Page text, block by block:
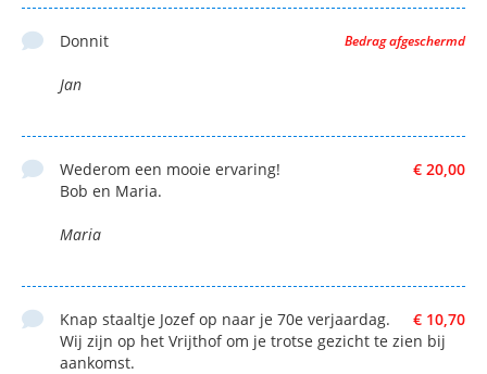
Bedrag afgeschermd
Donnit
Jan
€ 20,00
Wederom een mooie ervaring!
Bob en Maria.
Maria
€ 10,70
Knap staaltje Jozef op naar je 70e verjaardag.
Wij zijn op het Vrijthof om je trotse gezicht te zien bij
aankomst.